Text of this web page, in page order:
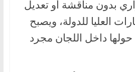
بدون مناقشة أو تعديل
العليا للدولة، ويصبح
حولها داخل اللجان مجرد